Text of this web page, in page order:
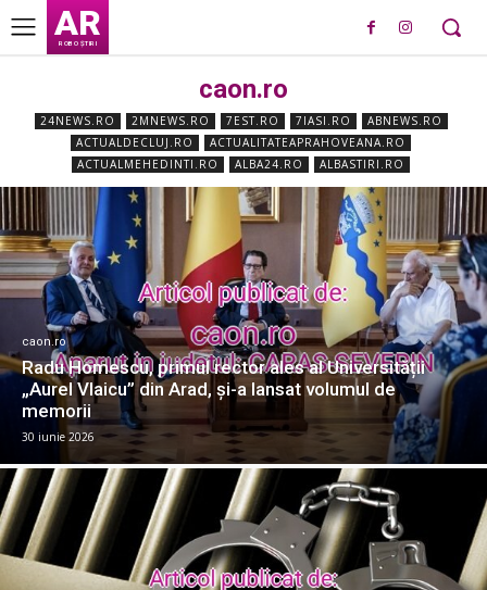
AR
ROBO ȘTIRI
caon.ro
24NEWS.RO 2MNEWS.RO 7EST.RO 7IASI.RO
ABNEWS.RO
ACTUALDECLUJ.RO
ACTUALITATEAPRAHOVEANA.RO
ACTUALMEHEDINTI.RO
ALBA24.RO ALBASTIRI.RO
caon.ro
Radu Homescu, primul rector ales al Universității
„Aurel Vlaicu” din Arad, și-a lansat volumul de
memorii
30 iunie 2026